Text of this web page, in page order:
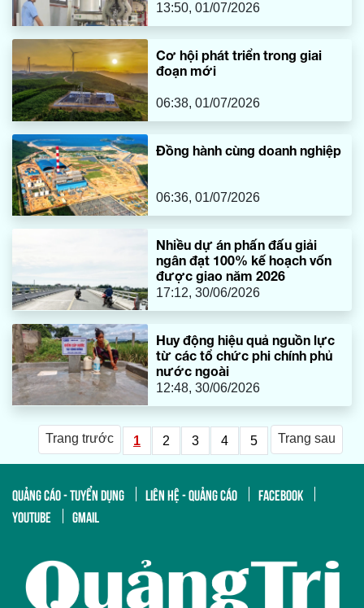
13:50, 01/07/2026
Cơ hội phát triển trong giai
đoạn mới
06:38, 01/07/2026
Đồng hành cùng doanh nghiệp
06:36, 01/07/2026
Nhiều dự án phấn đấu giải
ngân đạt 100% kế hoạch vốn
được giao năm 2026
17:12, 30/06/2026
Huy động hiệu quả nguồn lực
từ các tổ chức phi chính phủ
nước ngoài
12:48, 30/06/2026
Trang trước 1 2 3 4 5 Trang sau
QUẢNG CÁO - TUYỂN DỤNG LIÊN HỆ - QUẢNG CÁO
FACEBOOK
YOUTUBE
GMAIL